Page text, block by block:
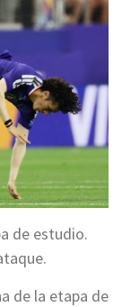
de estudio.
de la etapa de